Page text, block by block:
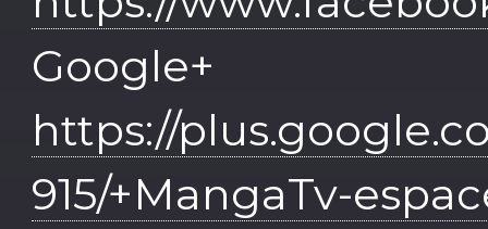
https://
915/+MangaTv-